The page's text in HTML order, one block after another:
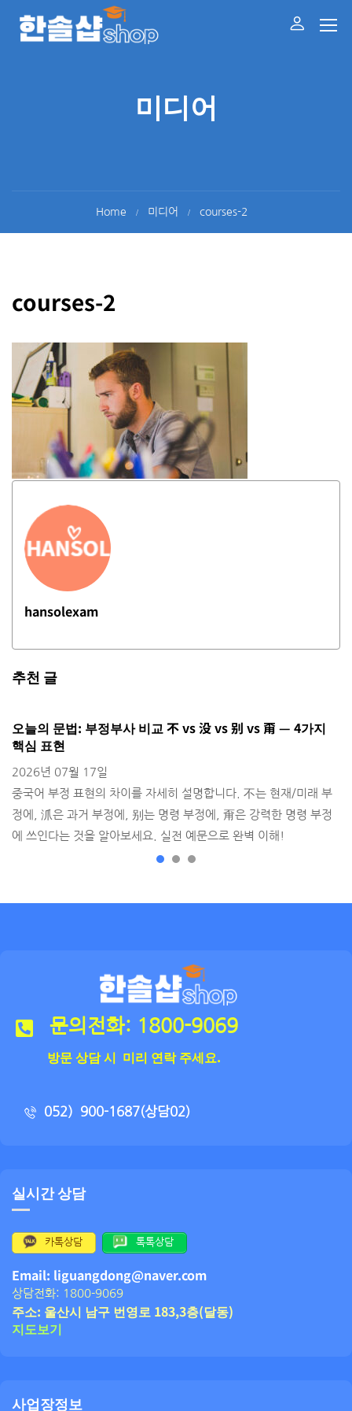
미디어
Home 미디어 courses-2
courses-2
hansolexam
추천 글
오늘의 문법: 부정부사 비교 不 vs 没 vs 别 vs 甭 — 4가지
핵심 표현
2026년 07월 17일
중국어 부정 표현의 차이를 자세히 설명합니다. 不는 현재/미래 부
정에, 沠은 과거 부정에, 别는 명령 부정에, 甭은 강력한 명령 부정
에 쓰인다는 것을 알아보세요. 실전 예문으로 완벽 이해!
문의전화: 1800-9069
방문 상담 시 미리 연락 주세요.
052）900-1687(상담02)
실시간 상담
카톡상담 톡톡상담
Email: liguangdong@naver.com
상담전화: 1800-9069
주소: 울산시 남구 번영로 183,3층(달동)
지도보기
사업장정보